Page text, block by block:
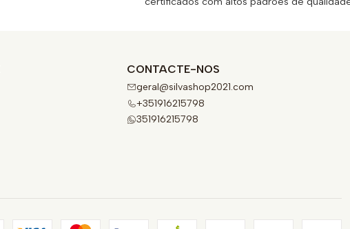
CONTACTE-NOS
geral@silvashop2021.com
+351916215798
351916215798